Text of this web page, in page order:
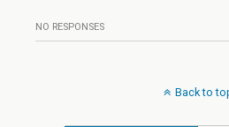
NO RESPONSES
Back to